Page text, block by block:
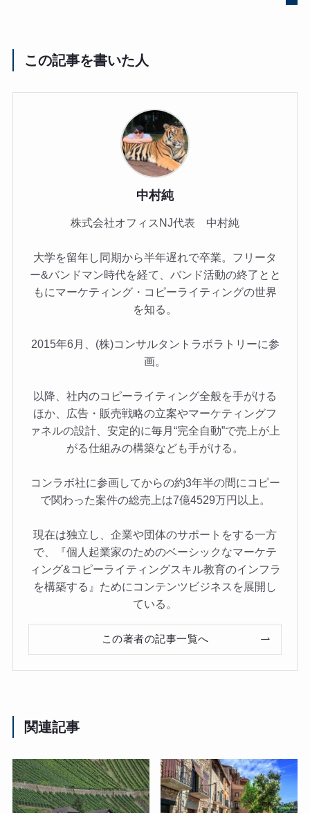
この記事を書いた人
中村純
株式会社オフィスNJ代表 中村純
大学を留年し同期から半年遅れで卒業。フリータ
ー&バンドマン時代を経て、バンド活動の終了とと
もにマーケティング・コピーライティングの世界
を知る。
2015年6月、(株)コンサルタントラボラトリーに参
画。
以降、社内のコピーライティング全般を手がける
ほか、広告・販売戦略の立案やマーケティングフ
ァネルの設計、安定的に毎月“完全自動”で売上が上
がる仕組みの構築なども手がける。
コンラボ社に参画してからの約3年半の間にコピー
で関わった案件の総売上は7億4529万円以上。
現在は独立し、企業や団体のサポートをする一方
で、『個人起業家のためのベーシックなマーケテ
ィング&コピーライティングスキル教育のインフラ
を構築する』ためにコンテンツビジネスを展開し
ている。
この著者の記事一覧へ
関連記事